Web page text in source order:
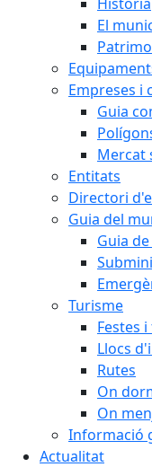
El
Empreses i
Guia
Mercat
Entitats
Directori
Guia del
Guia
Turisme
Festes
Llocs
Rutes
On
On
Informació
Actualitat